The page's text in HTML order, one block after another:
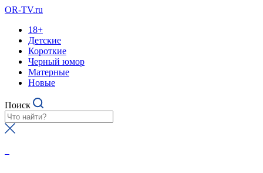
OR-TV.ru
18+
Детские
Короткие
Черный юмор
Матерные
Новые
Поиск